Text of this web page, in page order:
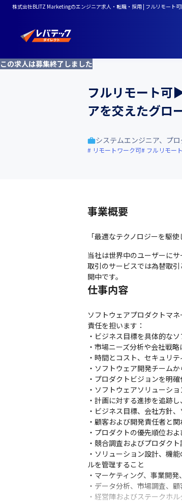
株式会社BLITZ Marketingのエンジニア求人・転職・採用 | フルリモー
この求人は募集終了しました
フルリモート可
アを交えたグロ
システムエンジニア、プ
リモートワーク可 フルリモー
事業概要
「最適なテクノロジーを駆
当社は世界中のユーザーに
取引のサービスでは為替取
開中です。
仕事内容
ソフトウェアプロダクトマ
責任を担います：
・ビジネス目標を具体的な
・市場ニーズ分析や会社戦
・時間とコスト、セキュリ
・ソフトウェア開発チーム
・プロダクトビジョンを明
・ソフトウェアソリューシ
・計画に対する進捗を追跡
・ビジネス目標、会社方針
・顧客および開発責任者と
・プロダクトの優先順位お
・競合調査およびプロダク
・ソリューション設計、機
ルを管理すること
・マーケティング、事業開
・データ分析、市場調査、
・経営陣およびステークホ